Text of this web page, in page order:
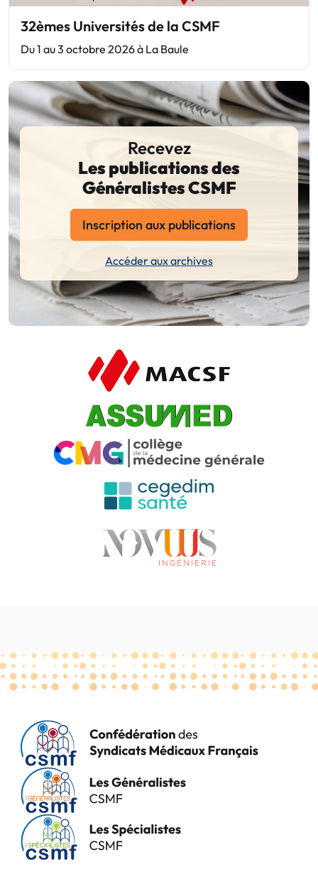
32èmes Universités de la CSMF
Du 1 au 3 octobre 2026 à La Baule
Recevez
Les publications des
Généralistes CSMF
Inscription aux publications
Accéder aux archives